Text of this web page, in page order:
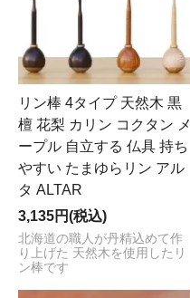
リン棒 4タイプ 天然木 黒
檀 花梨 カリン コクタン メ
ープル 自立する 仏具 持ち
やすい たまゆらリン アル
タ ALTAR
3,135円(税込)
北海道の職人が丹精込めて作
り上げた 天然木を使用したリ
ン棒です